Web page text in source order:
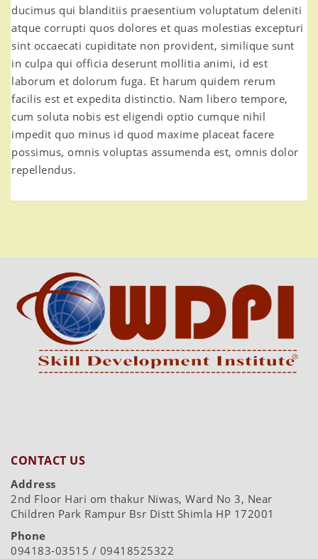
ducimus qui blanditiis praesentium voluptatum deleniti
atque corrupti quos dolores et quas molestias excepturi
sint occaecati cupiditate non provident, similique sunt
in culpa qui officia deserunt mollitia animi, id est
laborum et dolorum fuga. Et harum quidem rerum
facilis est et expedita distinctio. Nam libero tempore,
cum soluta nobis est eligendi optio cumque nihil
impedit quo minus id quod maxime placeat facere
possimus, omnis voluptas assumenda est, omnis dolor
repellendus.
CONTACT US
Address
2nd Floor Hari om thakur Niwas, Ward No 3, Near
Children Park Rampur Bsr Distt Shimla HP 172001
Phone
094183-03515 / 09418525322